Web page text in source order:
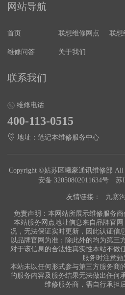
网站导航
首页 联想维修网点 联想
维修问答 关于我们
联系我们
维修电话
400-113-0515
地址：笔记本维修服务中心
Copyright ©姑苏区曦豪通讯维修部 All
安备 32050802011634号
苏
友情链接： 九寨
免责声明：本网站所展示维修服务商
本站服务网点地址信息来自品牌官
况，无法保证实时更新，因此认证信
以品牌官网为准；除此外的均为第三
对于该信息的合法性真实性本站不做
服务时注意甄
本站未以任何形式参与第三方服务商
的服务内容及服务结果无法做出任何
维修服务商，需自行承担